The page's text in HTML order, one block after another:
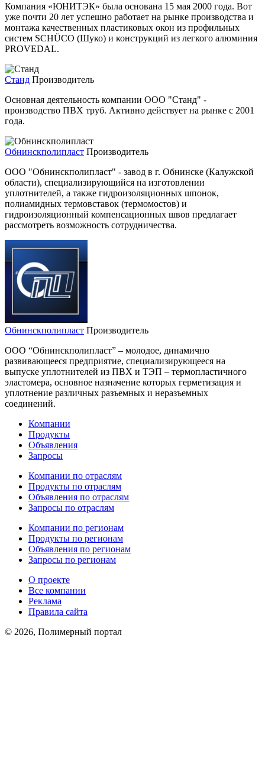
Компания «ЮНИТЭК» была основана 15 мая 2000 года. Вот
уже почти 20 лет успешно работает на рынке производства и
монтажа качественных пластиковых окон из профильных
систем SCHÜCO (Шуко) и конструкций из легкого алюминия
PROVEDAL.
Станд Производитель
Основная деятельность компании ООО "Станд" -
производство ПВХ труб. Активно действует на рынке с 2001
года.
Обнинскполипласт Производитель
ООО "Обнинскполипласт" - завод в г. Обнинске (Калужской
области), специализирующийся на изготовлении
уплотнителей, а также гидроизоляционных шпонок,
полиамидных термовставок (термомостов) и
гидроизоляционный компенсационных швов предлагает
рассмотреть возможность сотрудничества.
Обнинскполипласт Производитель
ООО “Обнинскполипласт” – молодое, динамично
развивающееся предприятие, специализирующееся на
выпуске уплотнителей из ПВХ и ТЭП – термопластичного
эластомера, основное назначение которых герметизация и
уплотнение различных разъемных и неразъемных
соединений.
Компании
Продукты
Объявления
Запросы
Компании по отраслям
Продукты по отраслям
Объявления по отраслям
Запросы по отраслям
Компании по регионам
Продукты по регионам
Объявления по регионам
Запросы по регионам
О проекте
Все компании
Реклама
Правила сайта
© 2026, Полимерный портал